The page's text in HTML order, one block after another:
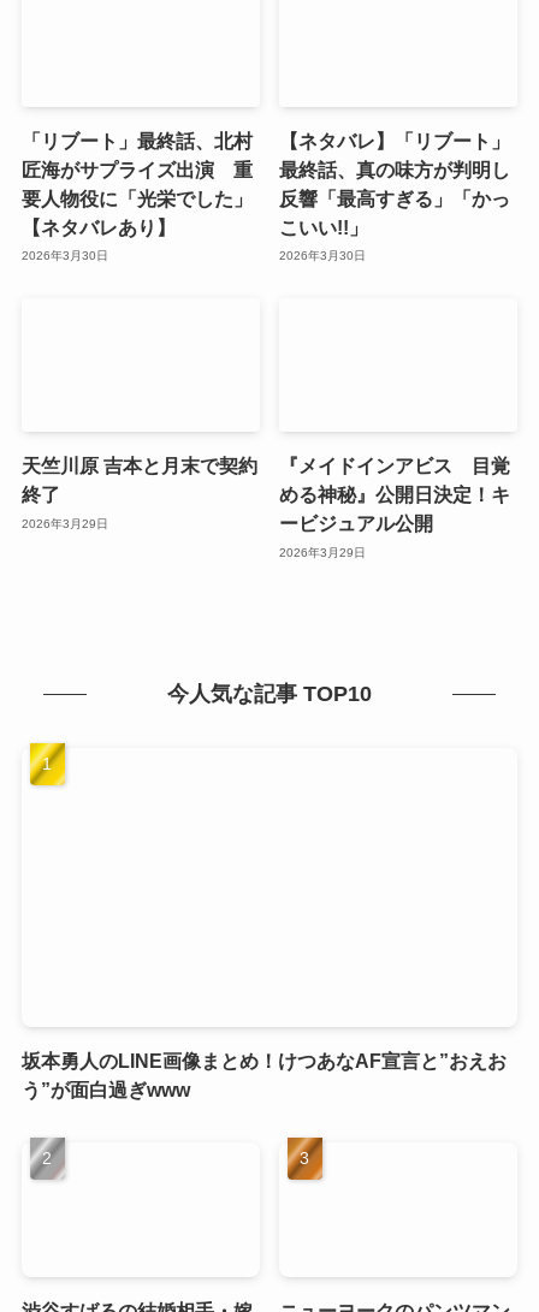
「リブート」最終話、北村
匠海がサプライズ出演 重
要人物役に「光栄でした」
【ネタバレあり】
2026年3月30日
【ネタバレ】「リブート」
最終話、真の味方が判明し
反響「最高すぎる」「かっ
こいい!!」
2026年3月30日
天竺川原 吉本と月末で契約
終了
2026年3月29日
『メイドインアビス 目覚
める神秘』公開日決定！キ
ービジュアル公開
2026年3月29日
今人気な記事 TOP10
坂本勇人のLINE画像まとめ！けつあなAF宣言と”おえお
う”が面白過ぎwww